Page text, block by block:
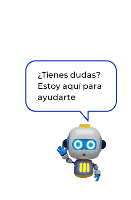
¿Tienes dudas?
Estoy aquí para
ayudarte